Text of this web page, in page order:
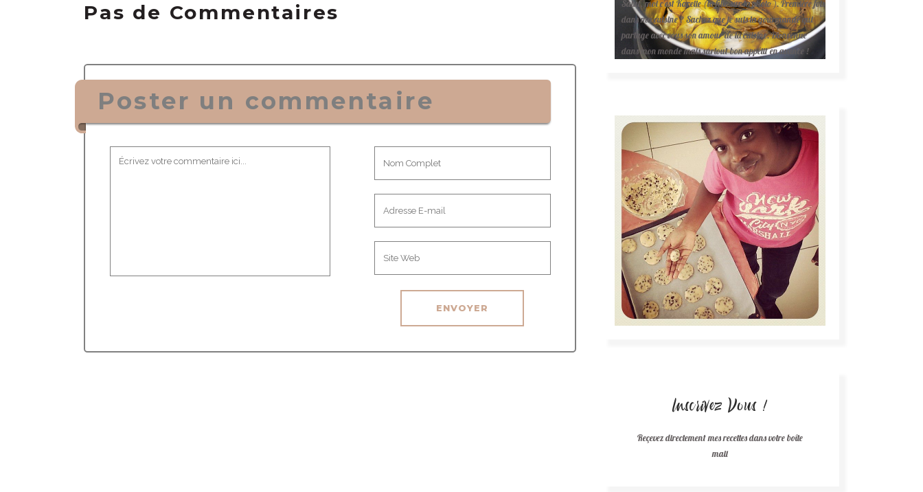
Pas de Commentaires
Poster un commentaire
Salut, moi c'est Karelle (la fille sur la photo ). Première fois
dans ma cuisine ? Sachez que je suis la gourmande qui
partage avec vous son amour de la cuisine. Bienvenue
dans mon monde mais surtout bon appétit en avance !
Inscrivez Vous !
Reçevez directement mes recettes dans votre boîte
mail